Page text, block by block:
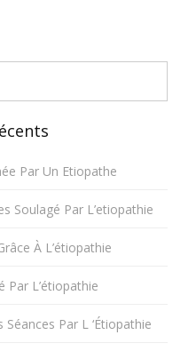
Par Un Etiopathe
Soulagé Par L’etiopathie
À L’étiopathie
Par L’étiopathie
Par L ‘Étiopathie